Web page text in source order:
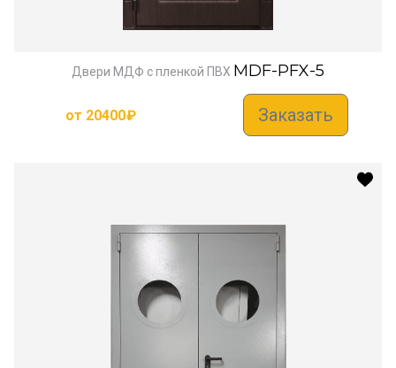
Двери МДФ с пленкой ПВХ MDF-PFX-5
от 20400₽ Заказать